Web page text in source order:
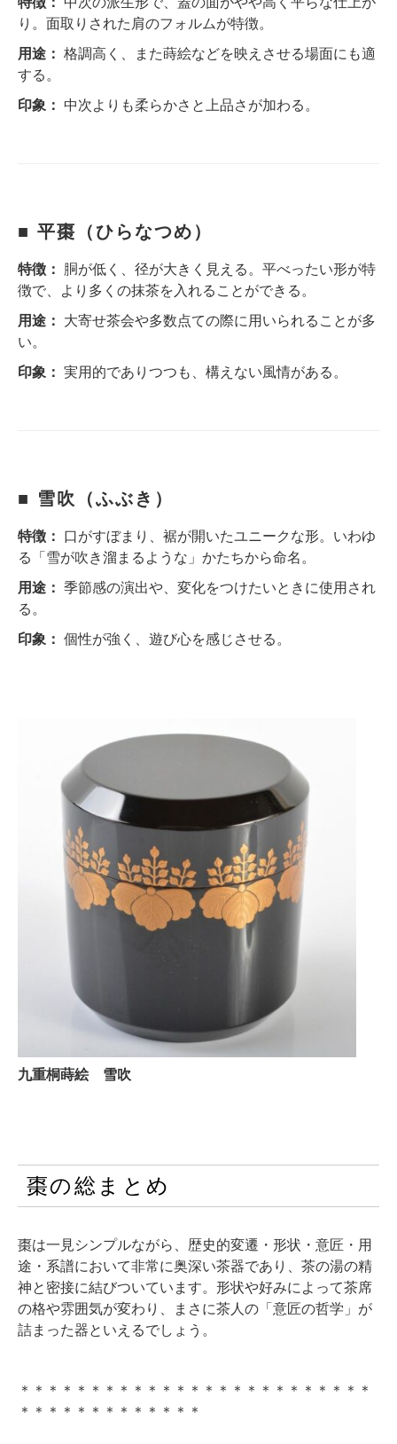
り。面取りされた肩のフォルムが特徴。
用途： 格調高く、また蒔絵などを映えさせる場面にも適
する。
印象： 中次よりも柔らかさと上品さが加わる。
■ 平棗（ひらなつめ）
特徴： 胴が低く、径が大きく見える。平べったい形が特
徴で、より多くの抹茶を入れることができる。
用途： 大寄せ茶会や多数点ての際に用いられることが多
い。
印象： 実用的でありつつも、構えない風情がある。
■ 雪吹（ふぶき）
特徴： 口がすぼまり、裾が開いたユニークな形。いわゆ
る「雪が吹き溜まるような」かたちから命名。
用途： 季節感の演出や、変化をつけたいときに使用され
る。
印象： 個性が強く、遊び心を感じさせる。
九重桐蒔絵 雪吹
棗の総まとめ
棗は一見シンプルながら、歴史的変遷・形状・意匠・用
途・系譜において非常に奥深い茶器であり、茶の湯の精
神と密接に結びついています。形状や好みによって茶席
の格や雰囲気が変わり、まさに茶人の「意匠の哲学」が
詰まった器といえるでしょう。
＊＊＊＊＊＊＊＊＊＊＊＊＊＊＊＊＊＊＊＊＊＊＊＊＊
＊＊＊＊＊＊＊＊＊＊＊＊＊